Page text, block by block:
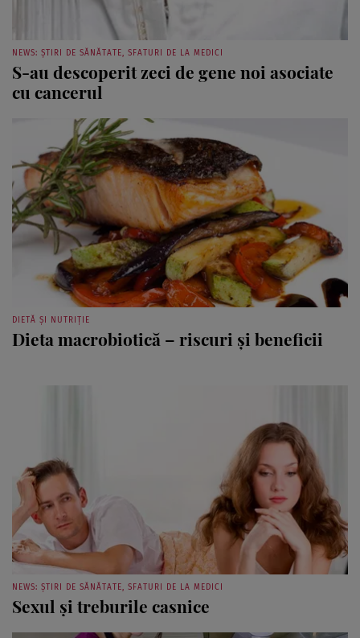
NEWS: ȘTIRI DE SĂNĂTATE, SFATURI DE LA MEDICI
S-au descoperit zeci de gene noi asociate
cu cancerul
DIETĂ ȘI NUTRIȚIE
Dieta macrobiotică – riscuri şi beneficii
NEWS: ȘTIRI DE SĂNĂTATE, SFATURI DE LA MEDICI
Sexul şi treburile casnice